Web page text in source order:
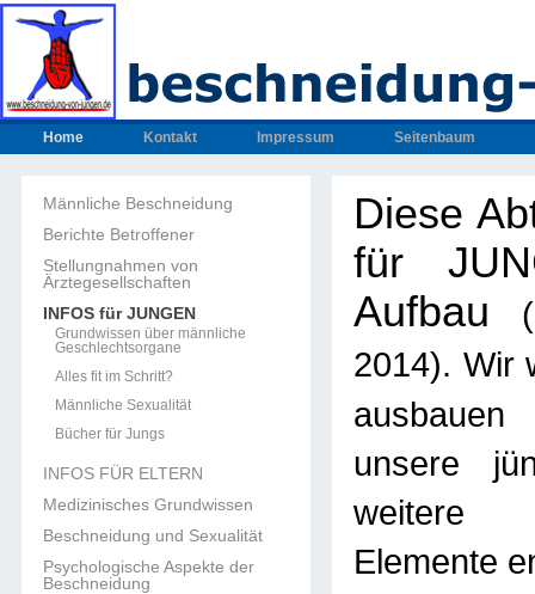
Home Kontakt Impressum Seitenbaum
Männliche Beschneidung
Berichte Betroffener
Stellungnahmen von
Ärztegesellschaften
INFOS für JUNGEN
Grundwissen über männliche
Geschlechtsorgane
Alles fit im Schritt?
Männliche Sexualität
Bücher für Jungs
INFOS FÜR ELTERN
Medizinisches Grundwissen
Beschneidung und Sexualität
Psychologische Aspekte der
Beschneidung
Diese
für
Aufbau
2014). Wir
unsere
weitere
Elemente